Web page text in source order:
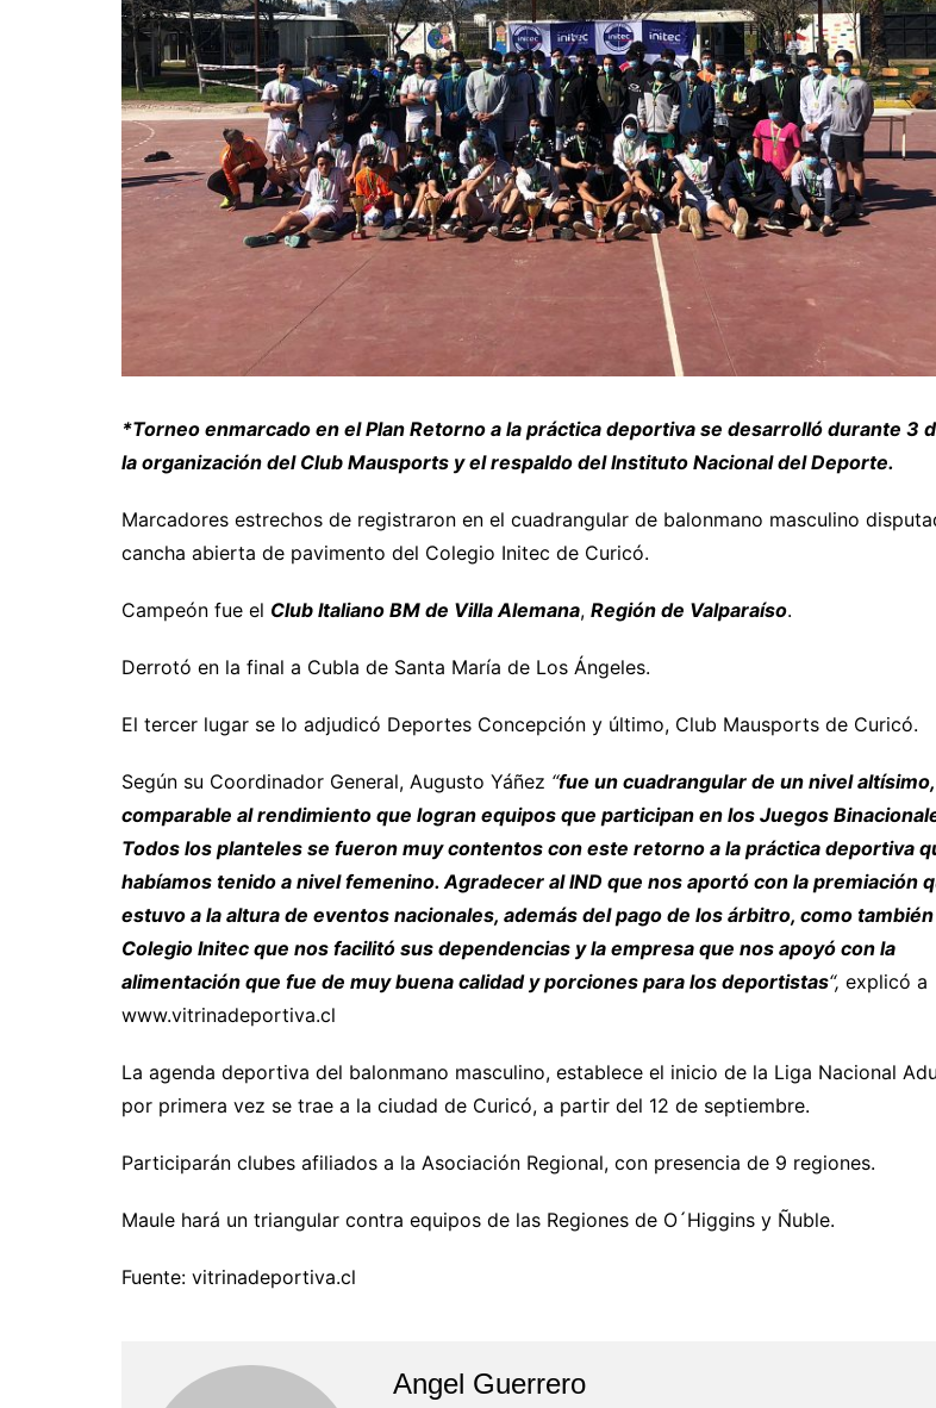
*Torneo enmarcado en el Plan Retorno a la práctica deportiva se desarrolló durante 3
la organización del Club Mausports y el respaldo del Instituto Nacional del Deporte.
Marcadores estrechos de registraron en el cuadrangular de balonmano masculino
cancha abierta de pavimento del Colegio Initec de Curicó.
Campeón fue el Club Italiano BM de Villa Alemana, Región de Valparaíso.
Derrotó en la final a Cubla de Santa María de Los Ángeles.
El tercer lugar se lo adjudicó Deportes Concepción y último, Club Mausports de Curicó.
Según su Coordinador General, Augusto Yáñez “fue un cuadrangular de un nivel altísimo,
comparable al rendimiento que logran equipos que participan en los Juegos
Todos los planteles se fueron muy contentos con este retorno a la práctica deportiva
habíamos tenido a nivel femenino. Agradecer al IND que nos aportó con la premiación
estuvo a la altura de eventos nacionales, además del pago de los árbitro, como
Colegio Initec que nos facilitó sus dependencias y la empresa que nos apoyó con la
alimentación que fue de muy buena calidad y porciones para los deportistas“, explicó a
www.vitrinadeportiva.cl
La agenda deportiva del balonmano masculino, establece el inicio de la Liga Nacional
por primera vez se trae a la ciudad de Curicó, a partir del 12 de septiembre.
Participarán clubes afiliados a la Asociación Regional, con presencia de 9 regiones.
Maule hará un triangular contra equipos de las Regiones de O´Higgins y Ñuble.
Fuente: vitrinadeportiva.cl
Angel Guerrero